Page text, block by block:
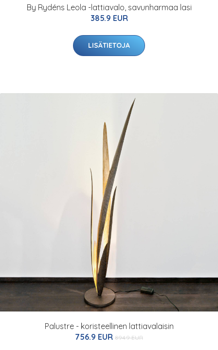
By Rydéns Leola -lattiavalo, savunharmaa lasi
385.9 EUR
LISÄTIETOJA
Palustre - koristeellinen lattiavalaisin
756.9 EUR 894.9 EUR